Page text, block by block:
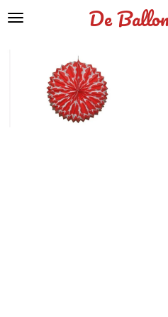
Ga
hoofdinhoud
De